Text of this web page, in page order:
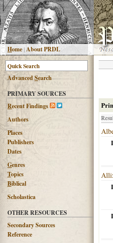
Home|About PRDL
AdvancedSearch
PRIMARY SOURCES
Recent Findings
Authors
Places
Publishers
Dates
Genres
Topics
Biblical
Scholastica
OTHER RESOURCES
Secondary Sources
Reference